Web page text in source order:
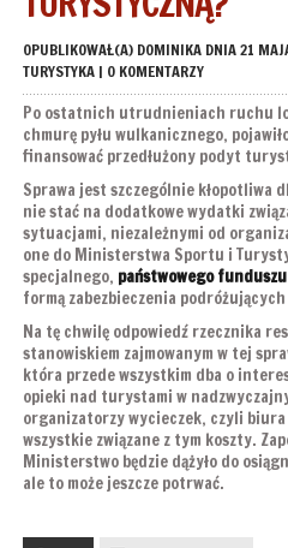
OPUBLIKOWAŁ(A) DOMINIKADNIA 21
TURYSTYKA| 0 KOMENTARZY
Po ostatnich utrudnieniach ruchu
chmurę pyłu wulkanicznego,
finansować przedłużony podyt
Sprawa jest szczególnie kłopotliwa
nie stać na dodatkowe wydatki
sytuacjami, niezależnymi od
one do Ministerstwa Sportu i
specjalnego, państwowego
formą zabezbieczenia
Na tę chwilę odpowiedź rzecznika
stanowiskiem zajmowanym w tej
która przede wszystkim dba o
opieki nad turystami w
organizatorzy wycieczek, czyli
wszystkie związane z tym koszty.
Ministerstwo będzie dążyło do
ale to może jeszcze potrwać.